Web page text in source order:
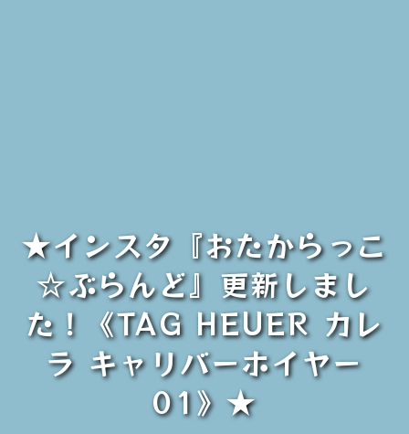
★インスタ『おたからっこ
☆ぶらんど』更新しまし
た！《TAG HEUER カレ
ラ キャリバーホイヤー
01》★